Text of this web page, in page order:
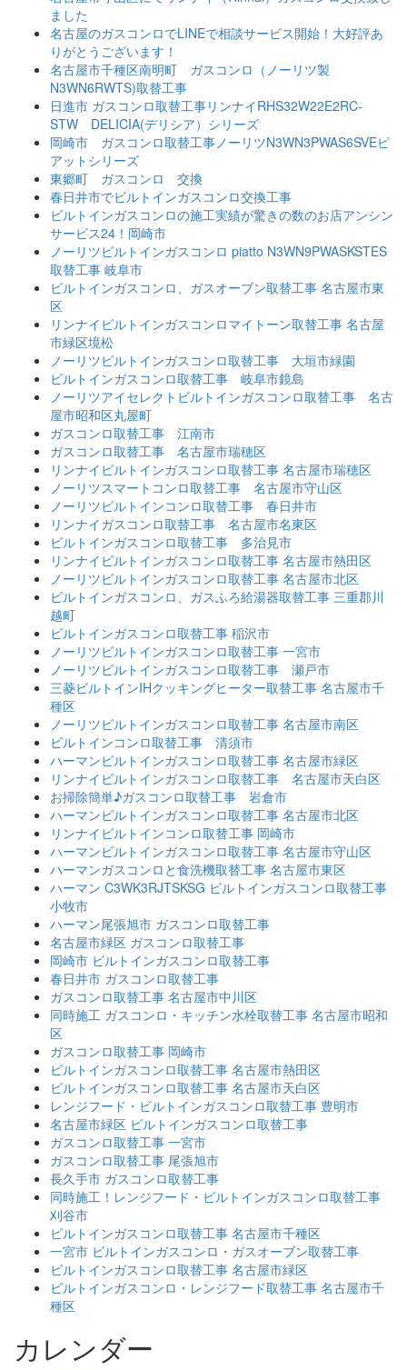
ました
名古屋のガスコンロでLINEで相談サービス開始！大好評あ
りがとうございます！
名古屋市千種区南明町 ガスコンロ（ノーリツ製
N3WN6RWTS)取替工事
日進市 ガスコンロ取替工事リンナイRHS32W22E2RC-
STW DELICIA(デリシア）シリーズ
岡崎市 ガスコンロ取替工事ノーリツN3WN3PWAS6SVEピ
アットシリーズ
東郷町 ガスコンロ 交換
春日井市でビルトインガスコンロ交換工事
ビルトインガスコンロの施工実績が驚きの数のお店アンシン
サービス24！岡崎市
ノーリツビルトインガスコンロ piatto N3WN9PWASKSTES
取替工事 岐阜市
ビルトインガスコンロ、ガスオーブン取替工事 名古屋市東
区
リンナイビルトインガスコンロマイトーン取替工事 名古屋
市緑区境松
ノーリツビルトインガスコンロ取替工事 大垣市緑園
ビルトインガスコンロ取替工事 岐阜市鏡島
ノーリツアイセレクトビルトインガスコンロ取替工事 名古
屋市昭和区丸屋町
ガスコンロ取替工事 江南市
ガスコンロ取替工事 名古屋市瑞穂区
リンナイビルトインガスコンロ取替工事 名古屋市瑞穂区
ノーリツスマートコンロ取替工事 名古屋市守山区
ノーリツビルトインコンロ取替工事 春日井市
リンナイガスコンロ取替工事 名古屋市名東区
ビルトインガスコンロ取替工事 多治見市
リンナイビルトインガスコンロ取替工事 名古屋市熱田区
ノーリツビルトインガスコンロ取替工事 名古屋市北区
ビルトインガスコンロ、ガスふろ給湯器取替工事 三重郡川
越町
ビルトインガスコンロ取替工事 稲沢市
ノーリツビルトインガスコンロ取替工事 一宮市
ノーリツビルトインガスコンロ取替工事 瀬戸市
三菱ビルトインIHクッキングヒーター取替工事 名古屋市千
種区
ノーリツビルトインガスコンロ取替工事 名古屋市南区
ビルトインコンロ取替工事 清須市
ハーマンビルトインガスコンロ取替工事 名古屋市緑区
リンナイビルトインガスコンロ取替工事 名古屋市天白区
お掃除簡単♪ガスコンロ取替工事 岩倉市
ハーマンビルトインガスコンロ取替工事 名古屋市北区
リンナイビルトインコンロ取替工事 岡崎市
ハーマンビルトインガスコンロ取替工事 名古屋市守山区
ハーマンガスコンロと食洗機取替工事 名古屋市東区
ハーマン C3WK3RJTSKSG ビルトインガスコンロ取替工事
小牧市
ハーマン尾張旭市 ガスコンロ取替工事
名古屋市緑区 ガスコンロ取替工事
岡崎市 ビルトインガスコンロ取替工事
春日井市 ガスコンロ取替工事
ガスコンロ取替工事 名古屋市中川区
同時施工 ガスコンロ・キッチン水栓取替工事 名古屋市昭和
区
ガスコンロ取替工事 岡崎市
ビルトインガスコンロ取替工事 名古屋市熱田区
ビルトインガスコンロ取替工事 名古屋市天白区
レンジフード・ビルトインガスコンロ取替工事 豊明市
名古屋市緑区 ビルトインガスコンロ取替工事
ガスコンロ取替工事 一宮市
ガスコンロ取替工事 尾張旭市
長久手市 ガスコンロ取替工事
同時施工！レンジフード・ビルトインガスコンロ取替工事
刈谷市
ビルトインガスコンロ取替工事 名古屋市千種区
一宮市 ビルトインガスコンロ・ガスオーブン取替工事
ビルトインガスコンロ取替工事 名古屋市緑区
ビルトインガスコンロ・レンジフード取替工事 名古屋市千
種区
カレンダー